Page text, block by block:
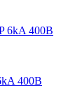
400В